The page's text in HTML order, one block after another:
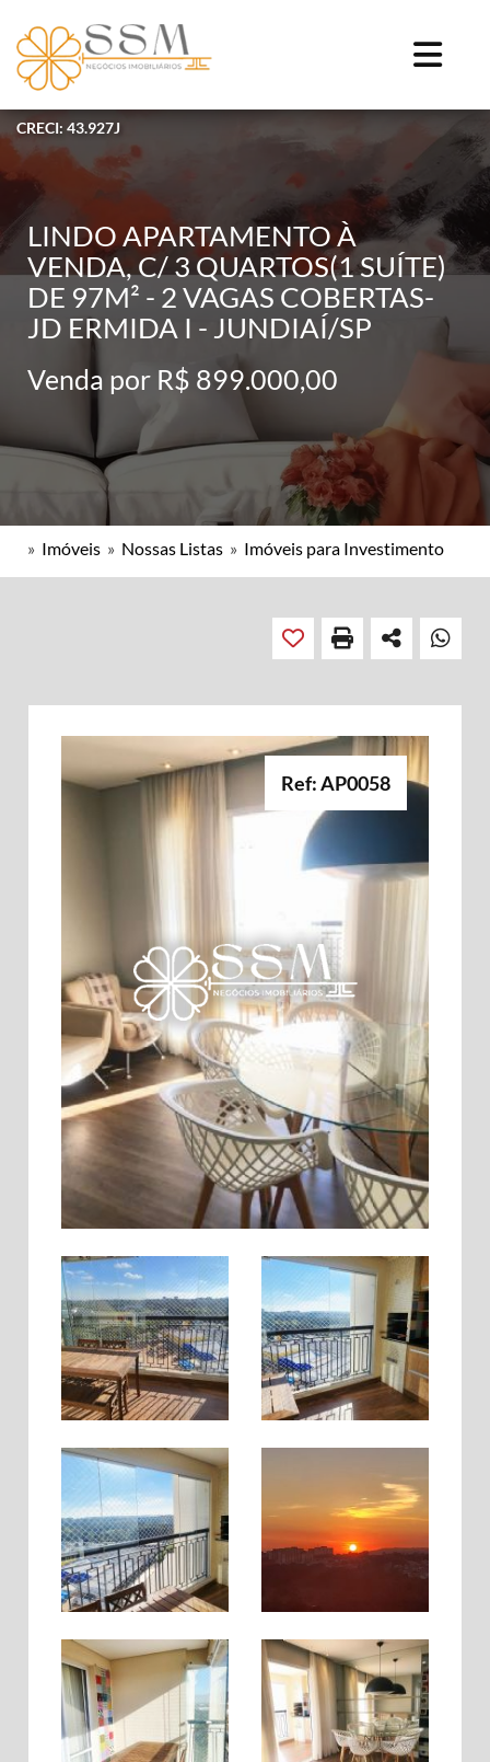
CRECI: 43.927J
LINDO APARTAMENTO À
VENDA, C/ 3 QUARTOS(1 SUÍTE)
DE 97M² - 2 VAGAS COBERTAS-
JD ERMIDA I - JUNDIAÍ/SP
Venda por R$ 899.000,00
» Imóveis » Nossas Listas » Imóveis para Investimento
Ref: AP0058